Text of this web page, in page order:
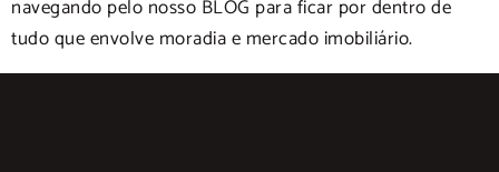
navegando pelo nosso BLOG para ficar por dentro de
tudo que envolve moradia e mercado imobiliário.